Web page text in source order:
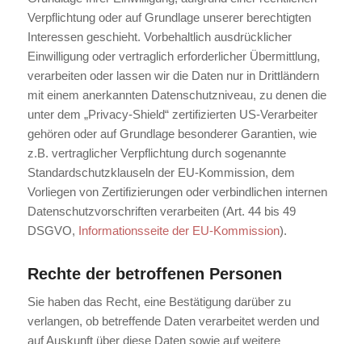
Verpflichtung oder auf Grundlage unserer berechtigten
Interessen geschieht. Vorbehaltlich ausdrücklicher
Einwilligung oder vertraglich erforderlicher Übermittlung,
verarbeiten oder lassen wir die Daten nur in Drittländern
mit einem anerkannten Datenschutzniveau, zu denen die
unter dem „Privacy-Shield“ zertifizierten US-Verarbeiter
gehören oder auf Grundlage besonderer Garantien, wie
z.B. vertraglicher Verpflichtung durch sogenannte
Standardschutzklauseln der EU-Kommission, dem
Vorliegen von Zertifizierungen oder verbindlichen internen
Datenschutzvorschriften verarbeiten (Art. 44 bis 49
DSGVO, Informationsseite der EU-Kommission).
Rechte der betroffenen Personen
Sie haben das Recht, eine Bestätigung darüber zu
verlangen, ob betreffende Daten verarbeitet werden und
auf Auskunft über diese Daten sowie auf weitere